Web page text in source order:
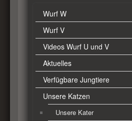
Wurf W
Wurf V
Videos Wurf U und V
Aktuelles
Verfügbare Jungtiere
Unsere Katzen
Unsere Kater